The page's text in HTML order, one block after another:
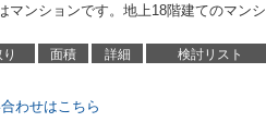
マンションです。地上18階建てのマンシ
面積 詳細 検討リスト
わせはこちら